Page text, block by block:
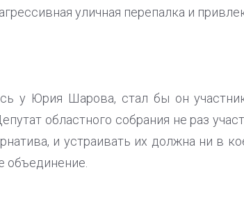
уличная перепалка и
у Юрия Шарова, стал бы он
областного собрания не раз
и устраивать их должна ни в
объединение.